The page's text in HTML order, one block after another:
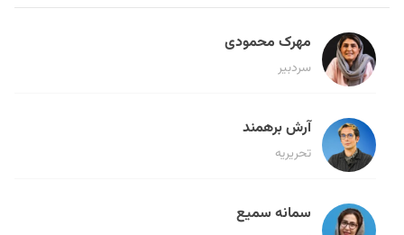
مهرک محمودی
سردبیر
آرش برهمند
تحریریه
سمانه سمیع